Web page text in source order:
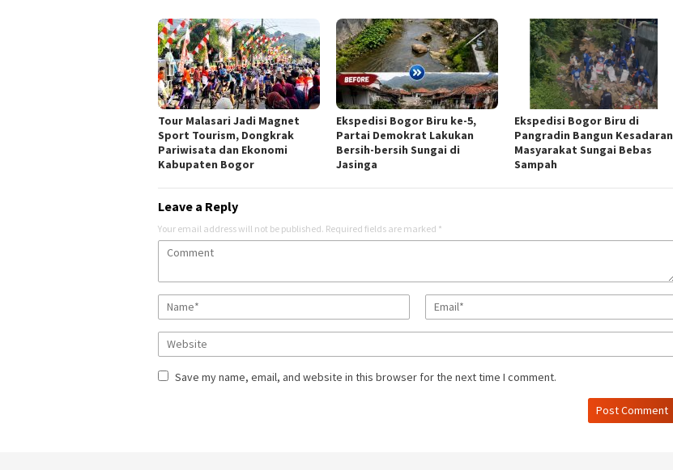
Tour Malasari Jadi Magnet
Sport Tourism, Dongkrak
Pariwisata dan Ekonomi
Kabupaten Bogor
Ekspedisi Bogor Biru ke-5,
Partai Demokrat Lakukan
Bersih-bersih Sungai di
Jasinga
Ekspedisi Bogor Biru di
Pangradin Bangun Kesadaran
Masyarakat Sungai Bebas
Sampah
Leave a Reply
Your email address will not be published. Required fields are marked *
Save my name, email, and website in this browser for the next time I comment.